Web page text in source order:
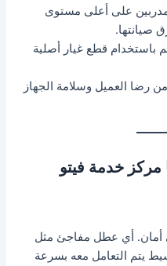
مدربين على أعلى مستوى
صيانتها.
باستخدام قطع غيار أصلية
رضا العميل وسلامة الجهاز
مركز خدمة فيتو
أمان. أي عطل مفاجئ مثل
يتم التعامل معه بسرعة